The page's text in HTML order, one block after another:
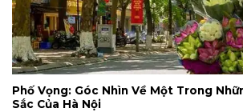
Phố Vọng: Góc Nhìn Về Một Trong
Sắc Của Hà Nội